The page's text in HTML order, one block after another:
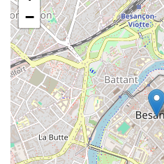
−